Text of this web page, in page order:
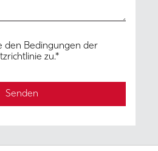
den Bedingungen der
zu.*